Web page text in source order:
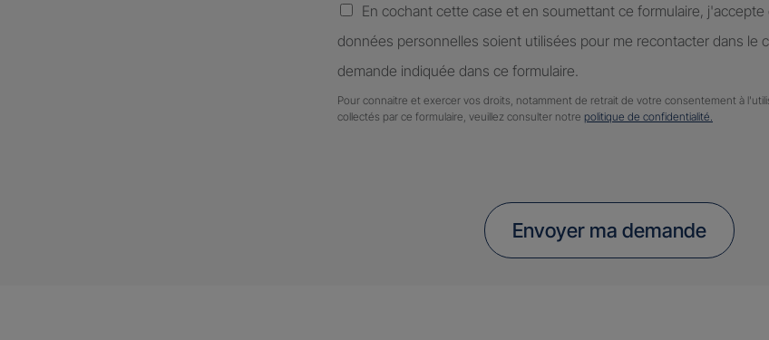
En cochant cette case et en soumettant ce formulaire, j'accepte
données personnelles soient utilisées pour me recontacter dans le
demande indiquée dans ce formulaire.
Pour connaitre et exercer vos droits, notamment de retrait de votre consentement à
collectés par ce formulaire, veuillez consulter notre politique de confidentialité.
Envoyer ma demande